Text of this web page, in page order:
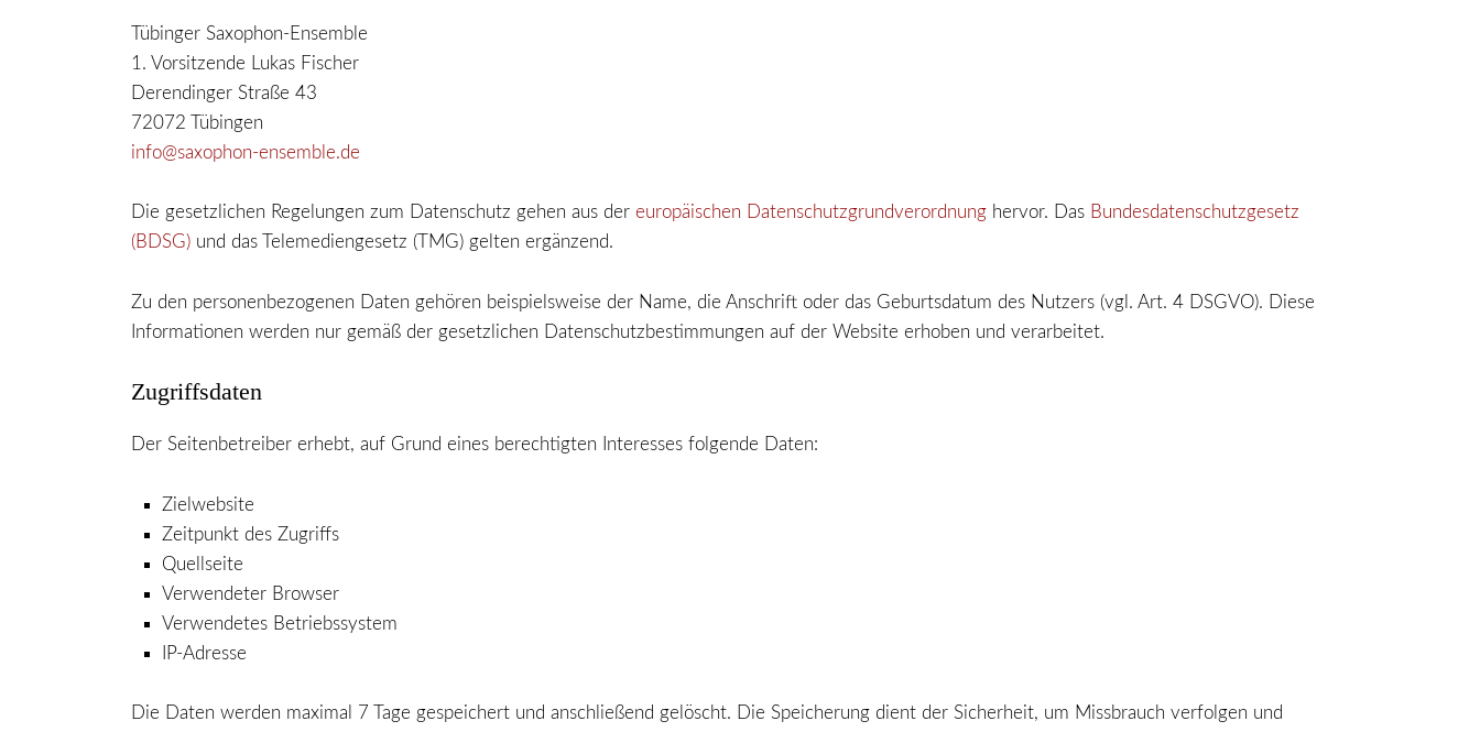
Tübinger Saxophon-Ensemble
1. Vorsitzende Lukas Fischer
Derendinger Straße 43
72072 Tübingen
info@saxophon-ensemble.de
Die gesetzlichen Regelungen zum Datenschutz gehen aus der europäischen Datenschutzgrundverordnung hervor. Das Bundesdatenschutzgesetz
(BDSG) und das Telemediengesetz (TMG) gelten ergänzend.
Zu den personenbezogenen Daten gehören beispielsweise der Name, die Anschrift oder das Geburtsdatum des Nutzers (vgl. Art. 4 DSGVO). Diese
Informationen werden nur gemäß der gesetzlichen Datenschutzbestimmungen auf der Website erhoben und verarbeitet.
Zugriffsdaten
Der Seitenbetreiber erhebt, auf Grund eines berechtigten Interesses folgende Daten:
Zielwebsite
Zeitpunkt des Zugriffs
Quellseite
Verwendeter Browser
Verwendetes Betriebssystem
IP-Adresse
Die Daten werden maximal 7 Tage gespeichert und anschließend gelöscht. Die Speicherung dient der Sicherheit, um Missbrauch verfolgen und